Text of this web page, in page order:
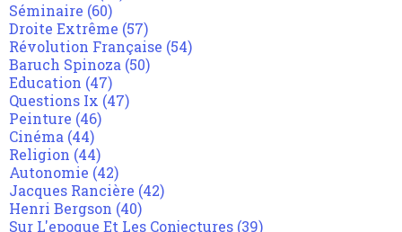
Séminaire (60)
Droite Extrême (57)
Révolution Française (54)
Baruch Spinoza (50)
Education (47)
Questions Ix (47)
Peinture (46)
Cinéma (44)
Religion (44)
Autonomie (42)
Jacques Rancière (42)
Henri Bergson (40)
Sur L'epoque Et Les Conjectures (39)